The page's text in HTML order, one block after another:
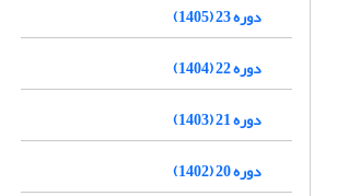
دوره 23 (1405)
دوره 22 (1404)
دوره 21 (1403)
دوره 20 (1402)